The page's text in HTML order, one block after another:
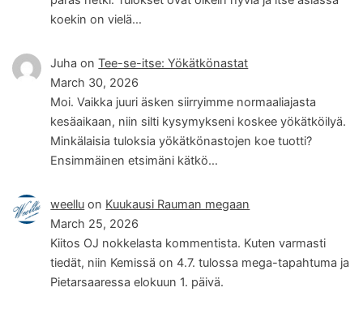
koekin on vielä…
Juha onTee-se-itse: Yökätkönastat
March 30, 2026
Moi. Vaikka juuri äsken siirryimme normaaliajasta
kesäaikaan, niin silti kysymykseni koskee yökätköilyä.
Minkälaisia tuloksia yökätkönastojen koe tuotti?
Ensimmäinen etsimäni kätkö…
weellu on Kuukausi Rauman megaan
March 25, 2026
Kiitos OJ nokkelasta kommentista. Kuten varmasti
tiedät, niin Kemissä on 4.7. tulossa mega-tapahtuma ja
Pietarsaaressa elokuun 1. päivä.